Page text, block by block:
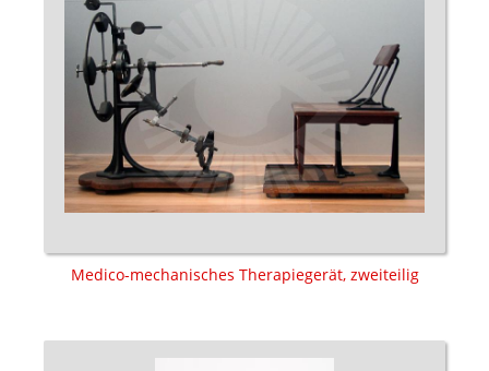
Medico-mechanisches Therapiegerät, zweiteilig